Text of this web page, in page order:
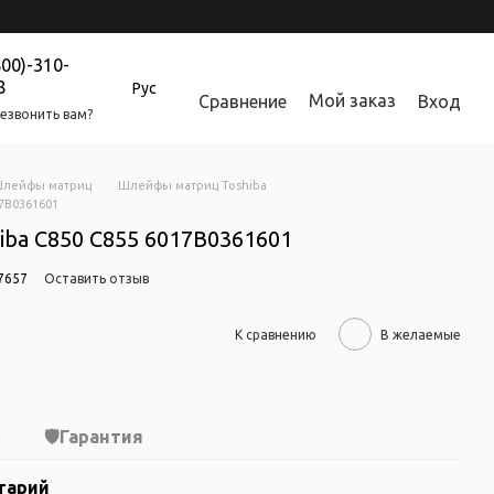
310-
вам?
Рус
Сравнение Мой заказ Вход
матриц
Шлейфы матриц Toshiba
C850 C855 6017B0361601
Оставить отзыв
К сравнению В желаемые
Гарантия